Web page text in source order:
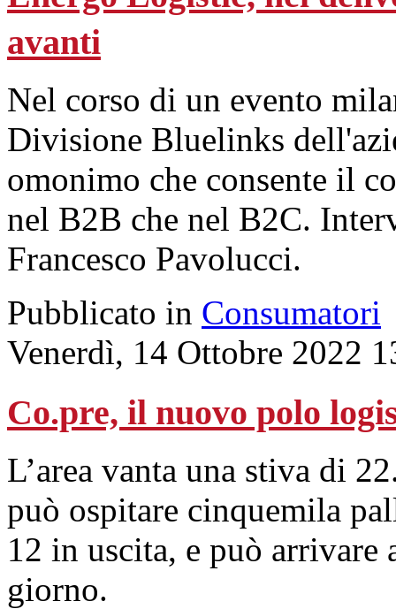
avanti
Nel corso di un evento
Divisione Bluelinks
omonimo che consente il
nel B2B che nel B2C.
Francesco Pavolucci.
Pubblicato in Consumatori
Venerdì, 14 Ottobre 2022
Co.pre, il nuovo polo
L’area vanta una stiva di
può ospitare cinquemila
12 in uscita, e può
giorno.